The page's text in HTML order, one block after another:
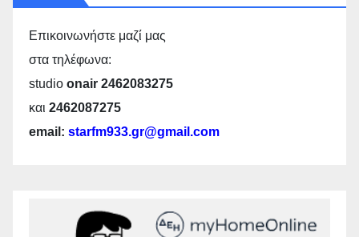
Επικοινωνήστε μαζί μας
στα τηλέφωνα:
studio onair 2462083275
και 2462087275
email: starfm933.gr@gmail.com